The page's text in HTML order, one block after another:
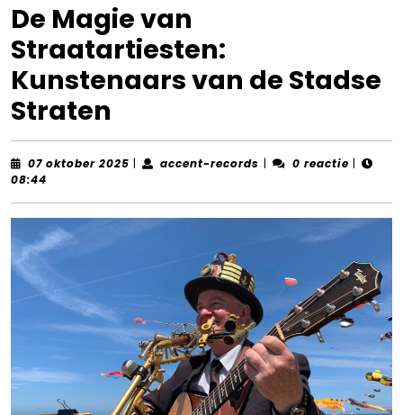
De Magie van
Straatartiesten:
Kunstenaars van de Stadse
Straten
07 oktober 2025 07
| accent-records accent-
| 0 reactie |
08:44